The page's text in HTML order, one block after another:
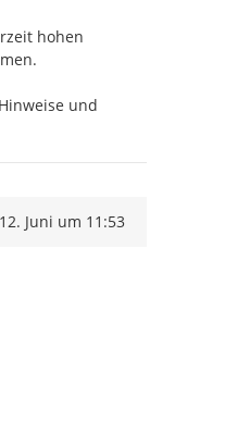
hohen
und
Zeitpunkt des Erstellens
Zeitpunkt des Erstellens
12. Juni um 11:53Zur Äußerung